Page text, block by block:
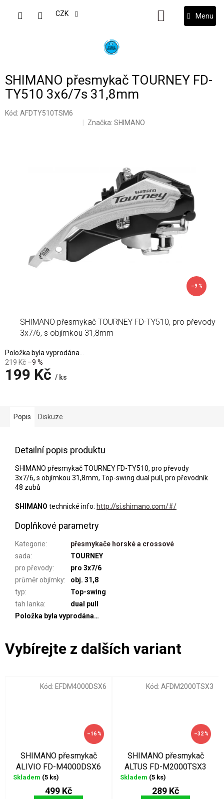
CZK
NÁKUPNÍ
KOŠÍK
SHIMANO přesmykač TOURNEY FD-
TY510 3x6/7s 31,8mm
Kód: AFDTY510TSM6
Značka:SHIMANO
–9 %
219 Kč –9 %
199 Kč / ks
Položka byla vyprodána…
SHIMANO přesmykač TOURNEY FD-TY510, pro převody
3x7/6, s objímkou 31,8mm
Popis Diskuze
Detailní popis produktu
SHIMANO přesmykač TOURNEY FD-TY510, pro převody
3x7/6, s objímkou 31,8mm, Top-swing dual pull, pro převodník
48 zubů
SHIMANO technické info: http://si.shimano.com/#/
Doplňkové parametry
Kategorie:
přesmykače horské a crossové
sada:
TOURNEY
pro převody:
pro 3x7/6
průměr objímky:
obj. 31,8
typ:
Top-swing
tah lanka:
dual pull
Položka byla vyprodána…
–16 %
SHIMANO přesmykač
ALIVIO FD-M4000DSX6
Skladem (5 ks)
499 Kč
Kód: EFDM4000DSX6
–32 %
SHIMANO přesmykač
ALTUS FD-M2000TSX3
3x9
Skladem (5 ks)
289 Kč
Kód: AFDM2000TSX3